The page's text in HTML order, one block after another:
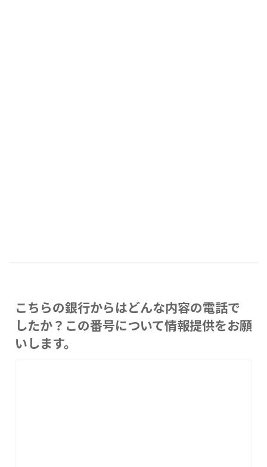
こちらの銀行からはどんな内容の電話で
したか？この番号について情報提供をお願
いします。